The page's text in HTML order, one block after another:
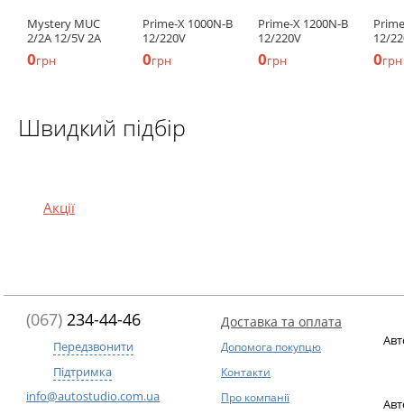
Mystery MUC
2/2A 12/5V 2А
0грн
Prime-X 1000N-B
12/220V
0грн
Prime-X 1200N-B
12/220V
0грн
12/
0грн
Швидкий підбір
Акції
(067) 234-44-46
Передзвонити
Підтримка
info@autostudio.com.ua
Доставка та оплата
Допомога покупцю
Контакти
Про компанії